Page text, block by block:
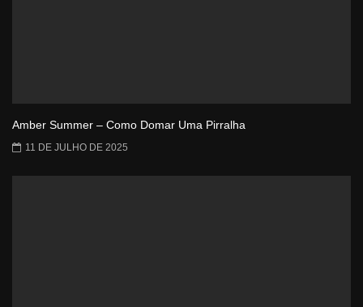
Amber Summer – Como Domar Uma Pirralha
11 DE JULHO DE 2025